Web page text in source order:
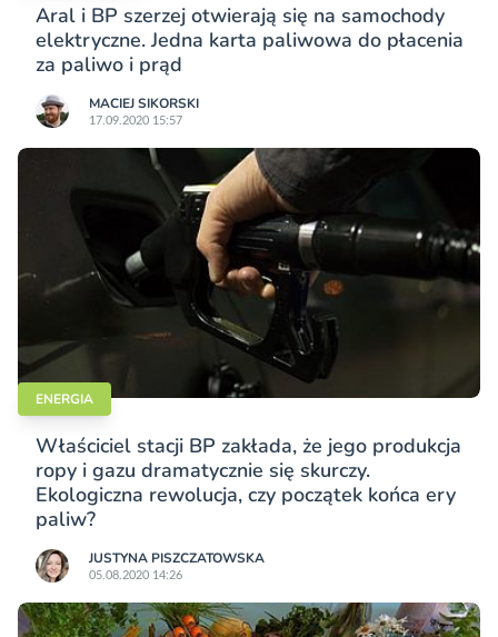
Aral i BP szerzej otwierają się na samochody
elektryczne. Jedna karta paliwowa do płacenia
za paliwo i prąd
MACIEJ SIKORSKI
17.09.2020 15:57
ENERGIA
Właściciel stacji BP zakłada, że jego produkcja
ropy i gazu dramatycznie się skurczy.
Ekologiczna rewolucja, czy początek końca ery
paliw?
JUSTYNA PISZCZATOWSKA
05.08.2020 14:26